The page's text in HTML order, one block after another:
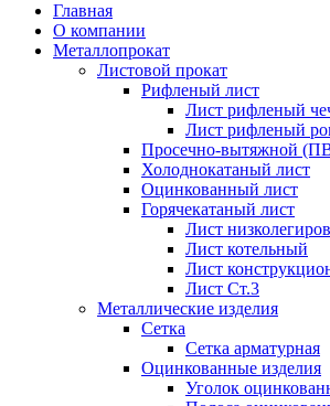
Главная
О компании
Металлопрокат
Листовой прокат
Рифленый лист
Лист рифленый
Лист рифленый
Просечно-вытяжной
Холоднокатаный лист
Оцинкованный лист
Горячекатаный лист
Лист
Лист котельный
Лист
Лист Ст.3
Металлические изделия
Сетка
Сетка арматурная
Оцинкованные изделия
Уголок